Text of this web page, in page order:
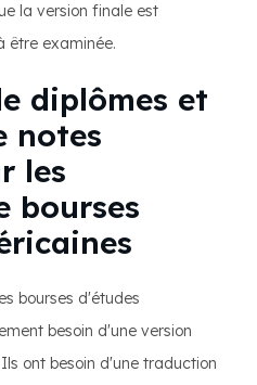
la version finale est
être examinée.
diplômes et
notes
les
bourses
bourses d'études
besoin d'une version
ont besoin d'une traduction